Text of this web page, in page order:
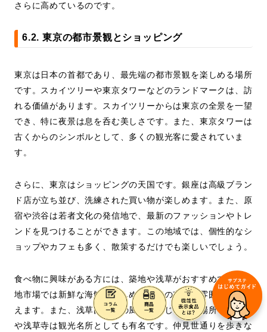
さらに高めているのです。
6.2. 東京の都市景観とショッピング
東京は日本の首都であり、最先端の都市景観を楽しめる場所
です。スカイツリーや東京タワーなどのランドマークは、訪
れる価値があります。スカイツリーからは東京の全景を一望
でき、特に夜景は息を呑む美しさです。また、東京タワーは
古くからのシンボルとして、多くの観光客に愛されていま
す。
さらに、東京はショッピングの天国です。銀座は高級ブラン
ド店が立ち並び、洗練された買い物が楽しめます。また、原
宿や渋谷は若者文化の発信地で、最新のファッションやトレ
ンドを見つけることができます。この地域では、個性的なシ
ョップやカフェも多く、散策するだけでも楽しいでしょう。
食べ物に興味がある方には、築地や浅草がおすすめです。築
地市場では新鮮な海鮮が楽しめ、独特の市場の雰囲気も味わ
えます。また、浅草は下町の風情を感じられる場所で、雷門
や浅草寺は観光名所としても有名です。仲見世通りを歩きな